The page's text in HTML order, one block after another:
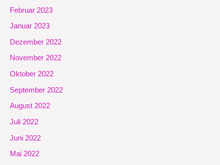
Februar 2023
Januar 2023
Dezember 2022
November 2022
Oktober 2022
September 2022
August 2022
Juli 2022
Juni 2022
Mai 2022